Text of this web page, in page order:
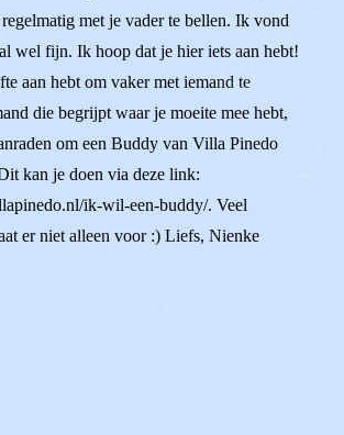
met je vader te bellen. Ik vond
wel fijn. Ik hoop dat je hier iets aan hebt!
aan hebt om vaker met iemand te
die begrijpt waar je moeite mee hebt,
om een Buddy van Villa Pinedo
kan je doen via deze link:
ik-wil-een-buddy/. Veel
er niet alleen voor :) Liefs, Nienke